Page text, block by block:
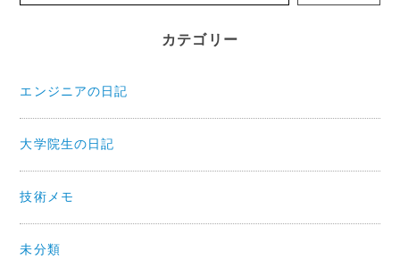
カテゴリー
エンジニアの日記
大学院生の日記
技術メモ
未分類